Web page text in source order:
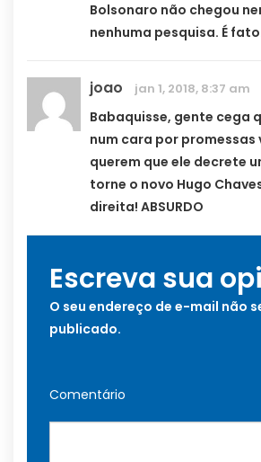
Bolsonaro não chegou
nenhuma pesquisa. É
joao jan 1, 2018, 8:37 am
Babaquisse, gente cega
num cara por promessas
querem que ele decrete
torne o novo Hugo
direita! ABSURDO
Escreva sua
O seu endereço de e-mail não
publicado.
Comentário